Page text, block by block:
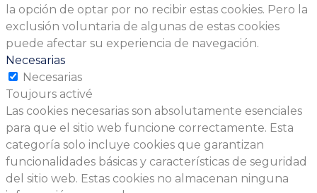
la opción de optar por no recibir estas cookies. Pero la
exclusión voluntaria de algunas de estas cookies
puede afectar su experiencia de navegación.
Necesarias
Necesarias
Toujours activé
Las cookies necesarias son absolutamente esenciales
para que el sitio web funcione correctamente. Esta
categoría solo incluye cookies que garantizan
funcionalidades básicas y características de seguridad
del sitio web. Estas cookies no almacenan ninguna